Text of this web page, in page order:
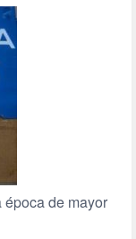
época de mayor